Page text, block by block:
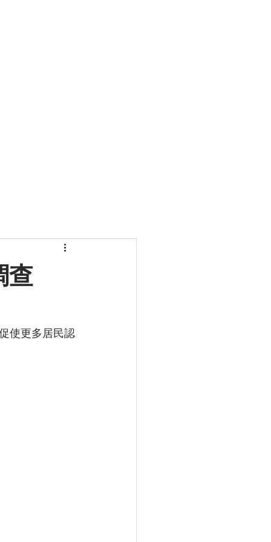
查
使更多居民認